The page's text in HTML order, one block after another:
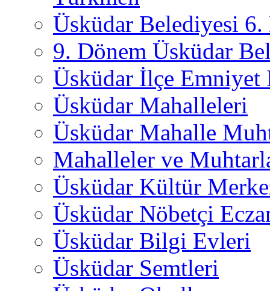
Üsküdar Belediyesi 6.
9. Dönem Üsküdar
Üsküdar İlçe
Üsküdar Mahalleleri
Üsküdar Mahalle
Mahalleler ve
Üsküdar Kültür
Üsküdar Nöbetçi
Üsküdar Bilgi Evleri
Üsküdar Semtleri